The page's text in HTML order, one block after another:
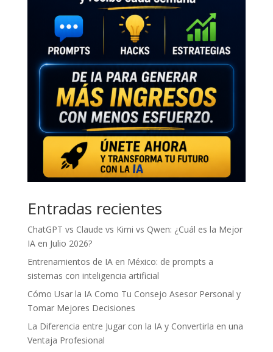
Entradas recientes
ChatGPT vs Claude vs Kimi vs Qwen: ¿Cuál es la Mejor
IA en Julio 2026?
Entrenamientos de IA en México: de prompts a
sistemas con inteligencia artificial
Cómo Usar la IA Como Tu Consejo Asesor Personal y
Tomar Mejores Decisiones
La Diferencia entre Jugar con la IA y Convertirla en una
Ventaja Profesional